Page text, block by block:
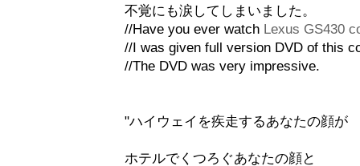
不覚にも涙してしまいました。
//Have you ever watch Lexus GS430
//I was given full version DVD of this
//The DVD was very impressive.
"ハイウェイを疾走するあなたの顔が
ホテルでくつろぐあなたの顔と